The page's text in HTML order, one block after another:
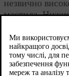
Оновлено
незвично
мастила.
Під час тривалих
частіше: